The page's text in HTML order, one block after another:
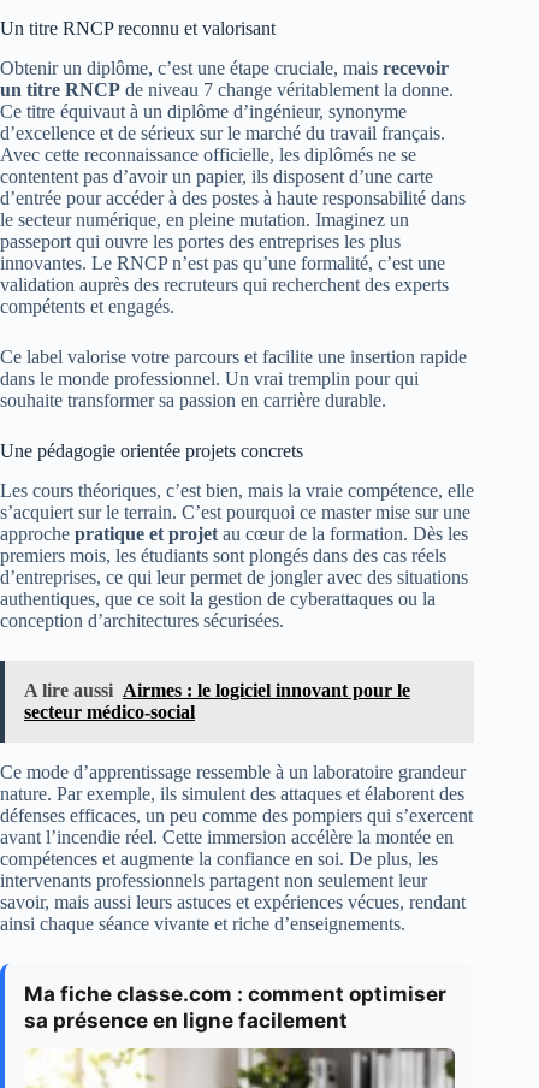
Un titre RNCP reconnu et valorisant
Obtenir un diplôme, c’est une étape cruciale, mais recevoir
un titre RNCP de niveau 7 change véritablement la donne.
Ce titre équivaut à un diplôme d’ingénieur, synonyme
d’excellence et de sérieux sur le marché du travail français.
Avec cette reconnaissance officielle, les diplômés ne se
contentent pas d’avoir un papier, ils disposent d’une carte
d’entrée pour accéder à des postes à haute responsabilité dans
le secteur numérique, en pleine mutation. Imaginez un
passeport qui ouvre les portes des entreprises les plus
innovantes. Le RNCP n’est pas qu’une formalité, c’est une
validation auprès des recruteurs qui recherchent des experts
compétents et engagés.
Ce label valorise votre parcours et facilite une insertion rapide
dans le monde professionnel. Un vrai tremplin pour qui
souhaite transformer sa passion en carrière durable.
Une pédagogie orientée projets concrets
Les cours théoriques, c’est bien, mais la vraie compétence, elle
s’acquiert sur le terrain. C’est pourquoi ce master mise sur une
approche pratique et projet au cœur de la formation. Dès les
premiers mois, les étudiants sont plongés dans des cas réels
d’entreprises, ce qui leur permet de jongler avec des situations
authentiques, que ce soit la gestion de cyberattaques ou la
conception d’architectures sécurisées.
A lire aussi Airmes : le logiciel innovant pour le
secteur médico-social
Ce mode d’apprentissage ressemble à un laboratoire grandeur
nature. Par exemple, ils simulent des attaques et élaborent des
défenses efficaces, un peu comme des pompiers qui s’exercent
avant l’incendie réel. Cette immersion accélère la montée en
compétences et augmente la confiance en soi. De plus, les
intervenants professionnels partagent non seulement leur
savoir, mais aussi leurs astuces et expériences vécues, rendant
ainsi chaque séance vivante et riche d’enseignements.
Ma fiche classe.com : comment optimiser
sa présence en ligne facilement